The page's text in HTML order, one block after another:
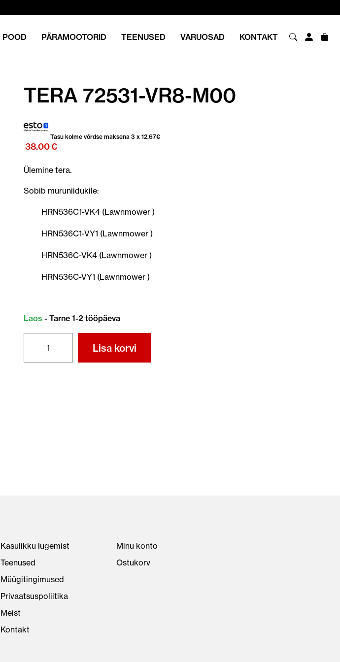
POOD PÄRAMOOTORID TEENUSED VARUOSAD KONTAKT
TERA 72531-VR8-M00
Tasu kolme võrdse maksena 3 x 12.67€
38.00€
Ülemine tera.
Sobib muruniidukile:
HRN536C1-VK4 (Lawnmower )
HRN536C1-VY1 (Lawnmower )
HRN536C-VK4 (Lawnmower )
HRN536C-VY1 (Lawnmower )
Laos - Tarne 1-2 tööpäeva
72531-
Lisa korvi
Kasulikku lugemist
Teenused
Müügitingimused
Privaatsuspoliitika
Meist
Kontakt
Minu konto
Ostukorv